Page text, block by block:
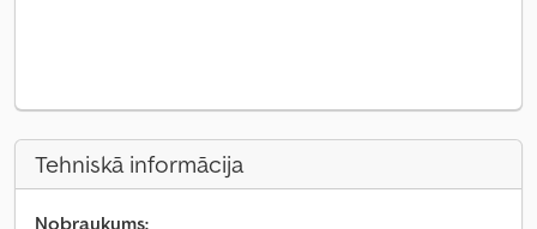
Tehniskā informācija
Nobraukums: